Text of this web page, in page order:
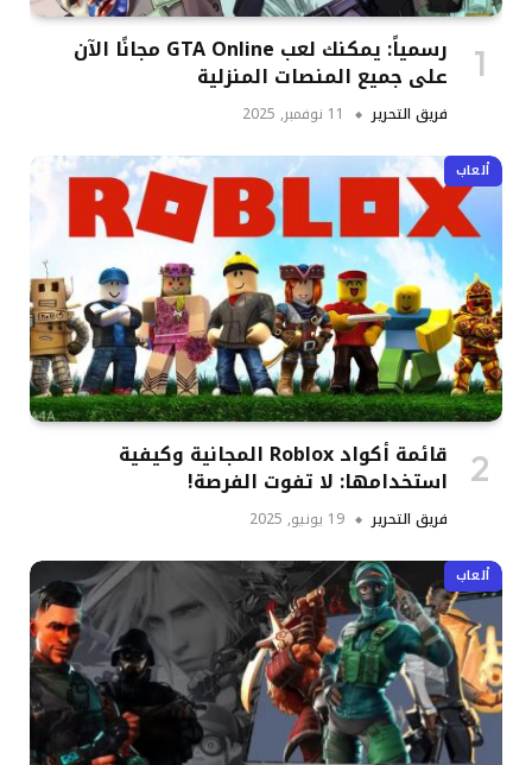
رسمياً: يمكنك لعب GTA Online مجانًا الآن
على جميع المنصات المنزلية
فريق التحرير 11 نوفمبر, 2025
ألعاب
قائمة أكواد Roblox المجانية وكيفية
استخدامها: لا تفوت الفرصة!
فريق التحرير 19 يونيو, 2025
ألعاب